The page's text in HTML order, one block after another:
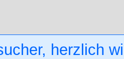
herzlich